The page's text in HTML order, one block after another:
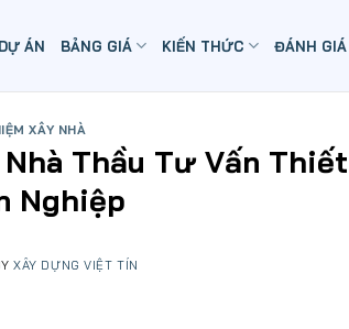
DỰ ÁN BẢNG GIÁ KIẾN THỨC ĐÁNH GIÁ
XÂY NHÀ
Thầu Tư Vấn
Nghiệp
XÂY DỰNG VIỆT TÍN